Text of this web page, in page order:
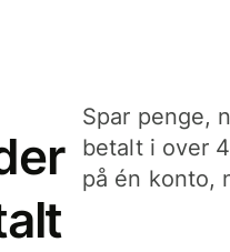
Spar penge,
betalt i over
på én konto,